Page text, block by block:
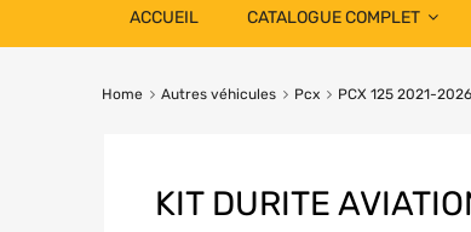
ACCUEIL CATALOGUE COMPLET
Home Autres véhicules Pcx PCX 125 2021-2026
KIT DURITE